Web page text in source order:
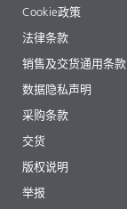
法规事务
助剂指南 App
视频
下载
Cookie政策
法律条款
销售及交货通用条款
数据隐私声明
采购条款
交货
版权说明
举报